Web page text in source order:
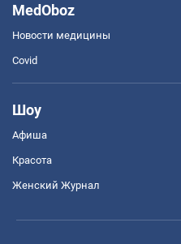
MedOboz
Новости медицины
Covid
Шоу
Афиша
Красота
Женский Журнал